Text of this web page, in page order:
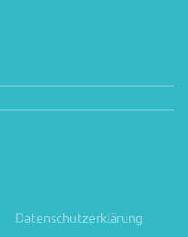
Datenschutzerklärung